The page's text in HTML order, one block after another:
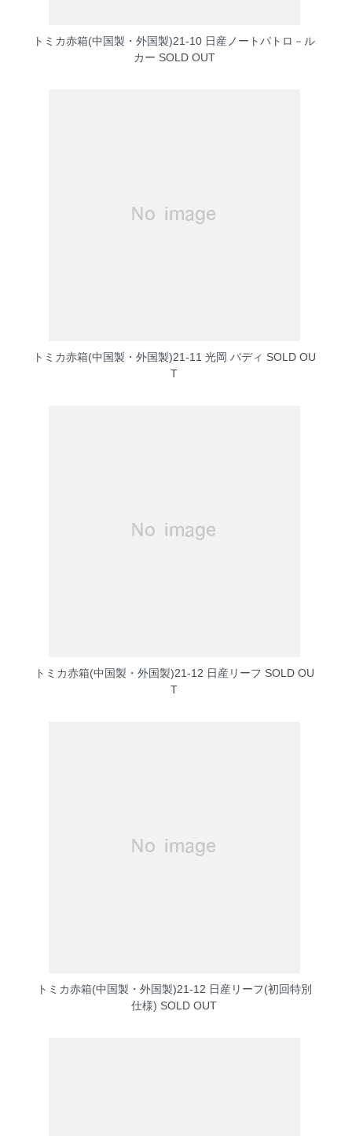
トミカ赤箱(中国製・外国製)21-10 日産ノートパトロ－ル
カー SOLD OUT
トミカ赤箱(中国製・外国製)21-11 光岡 バディ SOLD OU
T
トミカ赤箱(中国製・外国製)21-12 日産リーフ SOLD OU
T
トミカ赤箱(中国製・外国製)21-12 日産リーフ(初回特別
仕様) SOLD OUT